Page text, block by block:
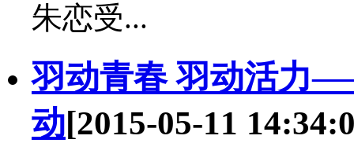
朱恋受...
羽动青春 羽动活力
动[2015-05-11